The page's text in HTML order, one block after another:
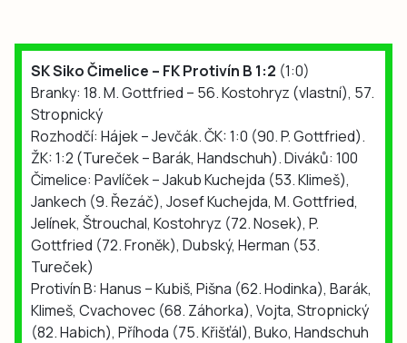
SK Siko Čimelice – FK Protivín B 1:2 (1:0)
Branky: 18. M. Gottfried – 56. Kostohryz (vlastní), 57.
Stropnický
Rozhodčí: Hájek – Jevčák. ČK: 1:0 (90. P. Gottfried).
ŽK: 1:2 (Tureček – Barák, Handschuh). Diváků: 100
Čimelice: Pavlíček – Jakub Kuchejda (53. Klimeš),
Jankech (9. Řezáč), Josef Kuchejda, M. Gottfried,
Jelínek, Štrouchal, Kostohryz (72. Nosek), P.
Gottfried (72. Froněk), Dubský, Herman (53.
Tureček)
Protivín B: Hanus – Kubiš, Pišna (62. Hodinka), Barák,
Klimeš, Cvachovec (68. Záhorka), Vojta, Stropnický
(82. Habich), Příhoda (75. Křišťál), Buko, Handschuh